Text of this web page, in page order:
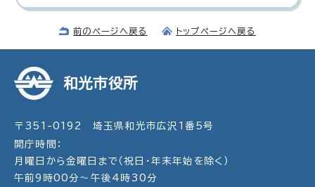
前のページへ戻る トップページへ戻る
和光市役所
〒351-0192 埼玉県和光市広沢1番5号
開庁時間：
月曜日から金曜日まで（祝日・年末年始を除く）
午前9時00分～午後4時30分